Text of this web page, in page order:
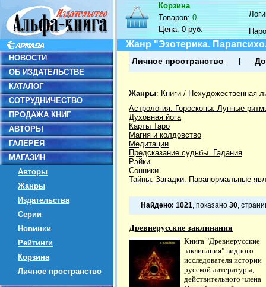
НОВОСТИ
ОБ ИЗДАТЕЛЬСТВЕ
КАТАЛОГ
СОТРУДНИЧЕСТВО
ПРОДАЖА КНИГ
АВТОРЫ
ГАЛЕРЕЯ
МАГАЗИН
Авторы
Жанры
Издательства
Серии
Новинки
Рейтинги
Корзина
Личное пространство
Корзина
Товаров:0
Цена:0 руб.
Жанр "Эзотерика.
Личное пространство
Жанры: Книги / Нехудожественная
Астрология. Гороскопы. Лунные
Духовная йога
Карты Таро
Магия и колдовство
Медитации
Предсказание судьбы. Гадания
Рэйки
Сонники
Тайны. Загадки. Паранормальные
Найдено: 1021, показано 30,
Древнерусские заклинания
Книга "Древнерусские
заклинания" видного
исследователя истории
русской литературы,
действительного члена